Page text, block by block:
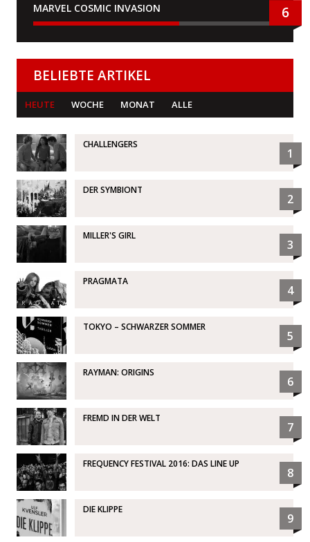
MARVEL COSMIC INVASION 6
BELIEBTE ARTIKEL
HEUTE WOCHE MONAT ALLE
CHALLENGERS
1
DER SYMBIONT
2
MILLER'S GIRL
3
PRAGMATA
4
TOKYO – SCHWARZER SOMMER
5
RAYMAN: ORIGINS
6
FREMD IN DER WELT
7
FREQUENCY FESTIVAL 2016: DAS LINE UP
8
DIE KLIPPE
9